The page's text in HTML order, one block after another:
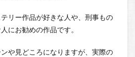
リー作品が好きな人や、刑事もの
にお勧めの作品です。
や見どころになりますが、実際の